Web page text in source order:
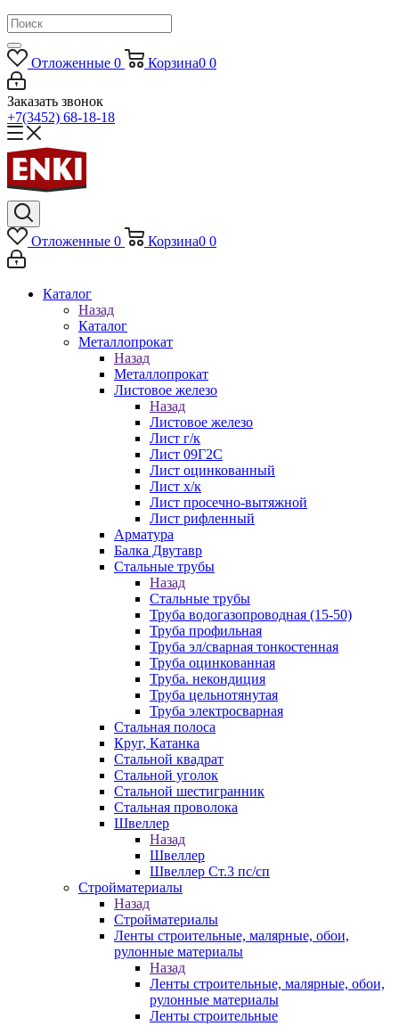
Отложенные 0 Корзина0 0
Заказать звонок
+7(3452) 68-18-18
Отложенные 0 Корзина0 0
Каталог
Назад
Каталог
Металлопрокат
Назад
Металлопрокат
Листовое железо
Назад
Листовое железо
Лист г/к
Лист 09Г2С
Лист оцинкованный
Лист х/к
Лист просечно-вытяжной
Лист рифленный
Арматура
Балка Двутавр
Стальные трубы
Назад
Стальные трубы
Труба водогазопроводная (15-50)
Труба профильная
Труба эл/сварная тонкостенная
Труба оцинкованная
Труба. некондиция
Труба цельнотянутая
Труба электросварная
Стальная полоса
Круг, Катанка
Стальной квадрат
Стальной уголок
Стальной шестигранник
Стальная проволока
Швеллер
Назад
Швеллер
Швеллер Ст.3 пс/сп
Стройматериалы
Назад
Стройматериалы
Ленты строительные, малярные, обои,
рулонные материалы
Назад
Ленты строительные, малярные, обои,
рулонные материалы
Ленты строительные